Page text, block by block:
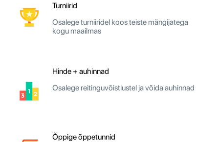
Turniirid
Osalege turniiridel koos teiste mängijatega
kogu maailmas
Hinde + auhinnad
Osalege reitinguvõistlustel ja võida auhinnad
Õppige õppetunnid